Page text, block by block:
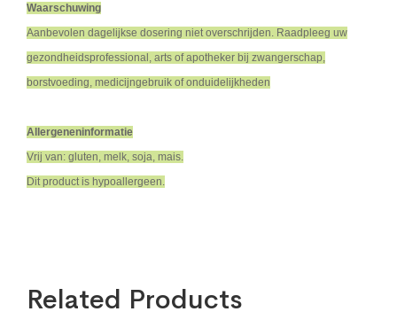
Waarschuwing
Aanbevolen dagelijkse dosering niet overschrijden. Raadpleeg uw
gezondheidsprofessional, arts of apotheker bij zwangerschap,
borstvoeding, medicijngebruik of onduidelijkheden
Allergeneninformatie
Vrij van: gluten, melk, soja, mais.
Dit product is hypoallergeen.
Related Products